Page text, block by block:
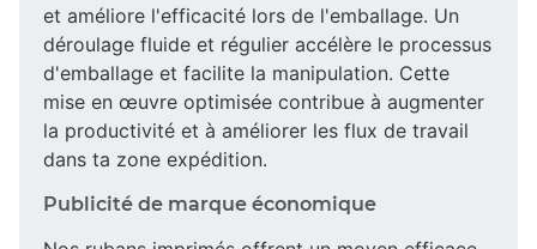
et améliore l'efficacité lors de l'emballage. Un
déroulage fluide et régulier accélère le processus
d'emballage et facilite la manipulation. Cette
mise en œuvre optimisée contribue à augmenter
la productivité et à améliorer les flux de travail
dans ta zone expédition.
Publicité de marque économique